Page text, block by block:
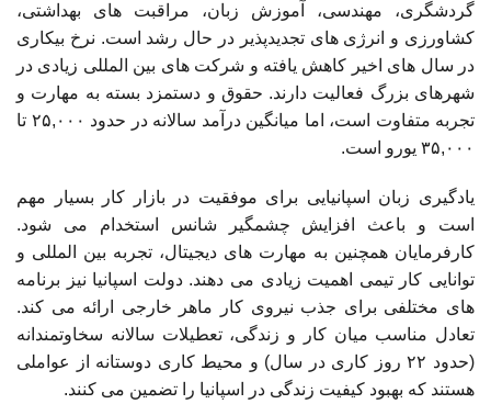
گردشگری، مهندسی، آموزش زبان، مراقبت های بهداشتی،
کشاورزی و انرژی های تجدیدپذیر در حال رشد است. نرخ بیکاری
در سال های اخیر کاهش یافته و شرکت های بین المللی زیادی در
شهرهای بزرگ فعالیت دارند. حقوق و دستمزد بسته به مهارت و
تجربه متفاوت است، اما میانگین درآمد سالانه در حدود ۲۵,۰۰۰ تا
۳۵,۰۰۰ یورو است.
یادگیری زبان اسپانیایی برای موفقیت در بازار کار بسیار مهم
است و باعث افزایش چشمگیر شانس استخدام می شود.
کارفرمایان همچنین به مهارت های دیجیتال، تجربه بین المللی و
توانایی کار تیمی اهمیت زیادی می دهند. دولت اسپانیا نیز برنامه
های مختلفی برای جذب نیروی کار ماهر خارجی ارائه می کند.
تعادل مناسب میان کار و زندگی، تعطیلات سالانه سخاوتمندانه
(حدود ۲۲ روز کاری در سال) و محیط کاری دوستانه از عواملی
هستند که بهبود کیفیت زندگی در اسپانیا را تضمین می کنند.